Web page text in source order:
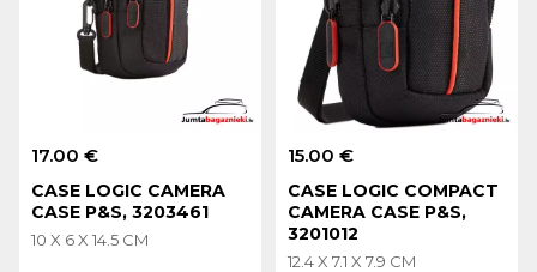
17.00 €
CASE LOGIC CAMERA
CASE P&S, 3203461
10 X 6 X 14.5 CM
15.00 €
CASE LOGIC COMPACT
CAMERA CASE P&S,
3201012
12.4 X 7.1 X 7.9 CM